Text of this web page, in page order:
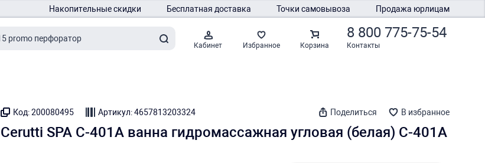
Накопительные скидки Бесплатная доставка Точки самовывоза Продажа юрлицам
Кабинет Избранное Корзина
8 800 775-75-54
Контакты
Код: 200080495 Артикул: 4657813203324 Поделиться В избранное
Cerutti SPA C-401A ванна гидромассажная угловая (белая) C-401A